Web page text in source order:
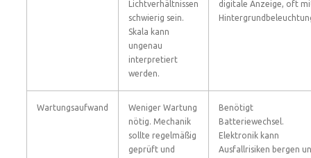
Lichtverhältnissen
schwierig sein.
Skala kann
ungenau
interpretiert
werden.
digitale Anzeige, oft
Wartungsaufwand
Weniger Wartung
nötig. Mechanik
sollte regelmäßig
geprüft und
Benötigt
Batteriewechsel.
Elektronik kann
Ausfallrisiken bergen